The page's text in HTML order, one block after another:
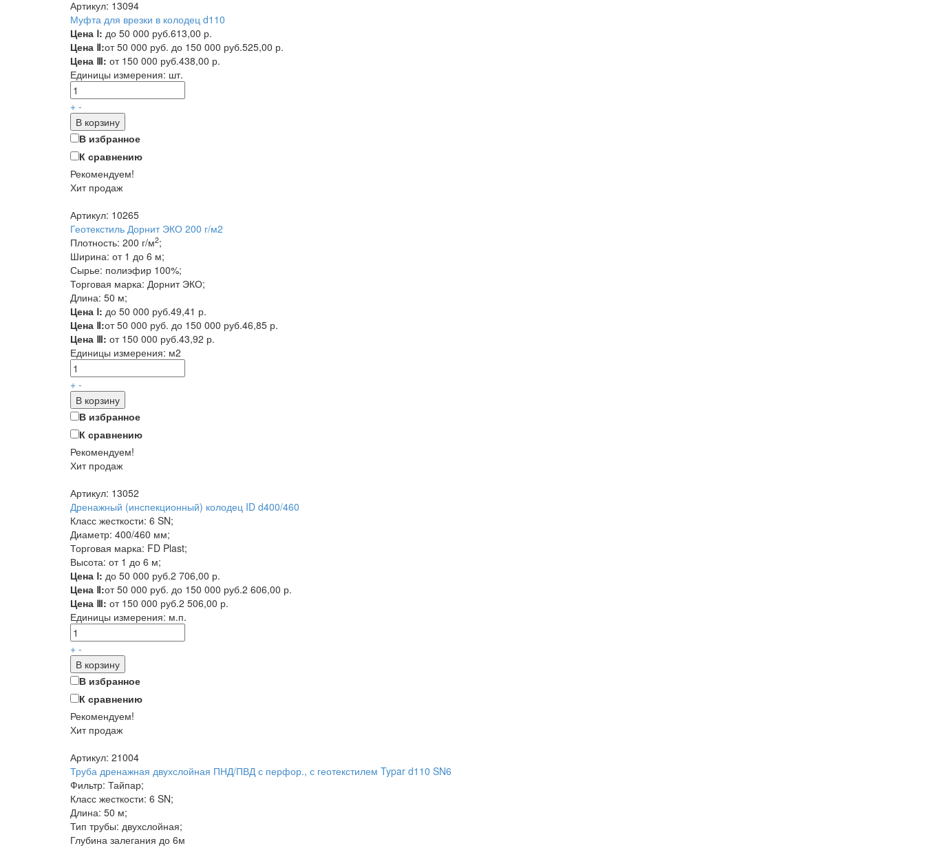
Артикул: 13094
Муфта для врезки в колодец d110
Цена Ⅰ: до 50 000 руб.613,00 р.
Цена Ⅱ:от 50 000 руб. до 150 000 руб.525,00 р.
Цена Ⅲ: от 150 000 руб.438,00 р.
Единицы измерения: шт.
+ -
В корзину
В избранное
К сравнению
Рекомендуем!
Хит продаж
Артикул: 10265
Геотекстиль Дорнит ЭКО 200 г/м2
Плотность: 200 г/м2;
Ширина: от 1 до 6 м;
Сырье: полиэфир 100%;
Торговая марка: Дорнит ЭКО;
Длина: 50 м;
Цена Ⅰ: до 50 000 руб.49,41 р.
Цена Ⅱ:от 50 000 руб. до 150 000 руб.46,85 р.
Цена Ⅲ: от 150 000 руб.43,92 р.
Единицы измерения: м2
+ -
В корзину
В избранное
К сравнению
Рекомендуем!
Хит продаж
Артикул: 13052
Дренажный (инспекционный) колодец ID d400/460
Класс жесткости: 6 SN;
Диаметр: 400/460 мм;
Торговая марка: FD Plast;
Высота: от 1 до 6 м;
Цена Ⅰ: до 50 000 руб.2 706,00 р.
Цена Ⅱ:от 50 000 руб. до 150 000 руб.2 606,00 р.
Цена Ⅲ: от 150 000 руб.2 506,00 р.
Единицы измерения: м.п.
+ -
В корзину
В избранное
К сравнению
Рекомендуем!
Хит продаж
Артикул: 21004
Труба дренажная двухслойная ПНД/ПВД с перфор., с геотекстилем Typar d110 SN6
Фильтр: Тайпар;
Класс жесткости: 6 SN;
Длина: 50 м;
Тип трубы: двухслойная;
Глубина залегания до 6м